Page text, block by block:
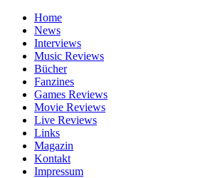
Home
News
Interviews
Music Reviews
Bücher
Fanzines
Games Reviews
Movie Reviews
Live Reviews
Links
Magazin
Kontakt
Impressum